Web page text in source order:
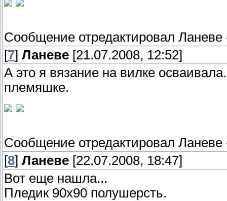
Сообщение отредактировал Ланеве
[7] Ланеве [21.07.2008, 12:52]
А это я вязание на вилке
племяшке.
Сообщение отредактировал Ланеве
[8] Ланеве [22.07.2008, 18:47]
Вот еще нашла...
Пледик 90х90 полушерсть.